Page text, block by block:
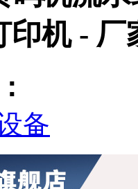
印机 - 厂
备